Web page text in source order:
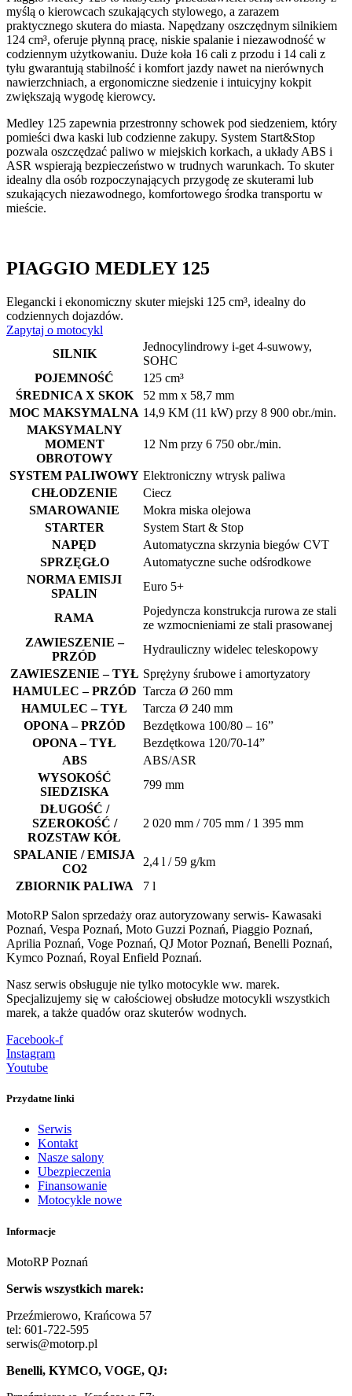
myślą o kierowcach szukających stylowego, a zarazem
praktycznego skutera do miasta. Napędzany oszczędnym silnikiem
124 cm³, oferuje płynną pracę, niskie spalanie i niezawodność w
codziennym użytkowaniu. Duże koła 16 cali z przodu i 14 cali z
tyłu gwarantują stabilność i komfort jazdy nawet na nierównych
nawierzchniach, a ergonomiczne siedzenie i intuicyjny kokpit
zwiększają wygodę kierowcy.
Medley 125 zapewnia przestronny schowek pod siedzeniem, który
pomieści dwa kaski lub codzienne zakupy. System Start&Stop
pozwala oszczędzać paliwo w miejskich korkach, a układy ABS i
ASR wspierają bezpieczeństwo w trudnych warunkach. To skuter
idealny dla osób rozpoczynających przygodę ze skuterami lub
szukających niezawodnego, komfortowego środka transportu w
mieście.
PIAGGIO MEDLEY 125
Elegancki i ekonomiczny skuter miejski 125 cm³, idealny do
codziennych dojazdów.
Zapytaj o motocykl
SILNIK
Jednocylindrowy i-get 4-suwowy,
SOHC
POJEMNOŚĆ
125 cm³
ŚREDNICA X SKOK
52 mm x 58,7 mm
MOC MAKSYMALNA 14,9 KM (11 kW) przy 8 900 obr./min.
MAKSYMALNY
MOMENT
OBROTOWY
12 Nm przy 6 750 obr./min.
SYSTEM PALIWOWY Elektroniczny wtrysk paliwa
CHŁODZENIE
Ciecz
SMAROWANIE
Mokra miska olejowa
STARTER
System Start & Stop
NAPĘD
Automatyczna skrzynia biegów CVT
SPRZĘGŁO
Automatyczne suche odśrodkowe
NORMA EMISJI
SPALIN
Euro 5+
RAMA
Pojedyncza konstrukcja rurowa ze stali
ze wzmocnieniami ze stali prasowanej
ZAWIESZENIE –
PRZÓD
Hydrauliczny widelec teleskopowy
ZAWIESZENIE – TYŁ Sprężyny śrubowe i amortyzatory
HAMULEC – PRZÓD Tarcza Ø 260 mm
HAMULEC – TYŁ
Tarcza Ø 240 mm
OPONA – PRZÓD
Bezdętkowa 100/80 – 16”
OPONA – TYŁ
Bezdętkowa 120/70-14”
ABS
ABS/ASR
WYSOKOŚĆ
SIEDZISKA
799 mm
DŁUGOŚĆ /
SZEROKOŚĆ /
ROZSTAW KÓŁ
2 020 mm / 705 mm / 1 395 mm
SPALANIE / EMISJA
CO2
2,4 l / 59 g/km
ZBIORNIK PALIWA
7 l
MotoRP Salon sprzedaży oraz autoryzowany serwis- Kawasaki
Poznań, Vespa Poznań, Moto Guzzi Poznań, Piaggio Poznań,
Aprilia Poznań, Voge Poznań, QJ Motor Poznań, Benelli Poznań,
Kymco Poznań, Royal Enfield Poznań.
Nasz serwis obsługuje nie tylko motocykle ww. marek.
Specjalizujemy się w całościowej obsłudze motocykli wszystkich
marek, a także quadów oraz skuterów wodnych.
Facebook-f
Instagram
Youtube
Przydatne linki
Serwis
Kontakt
Nasze salony
Ubezpieczenia
Finansowanie
Motocykle nowe
Informacje
MotoRP Poznań
Serwis wszystkich marek:
Przeźmierowo, Krańcowa 57
tel: 601-722-595
serwis@motorp.pl
Benelli, KYMCO, VOGE, QJ: